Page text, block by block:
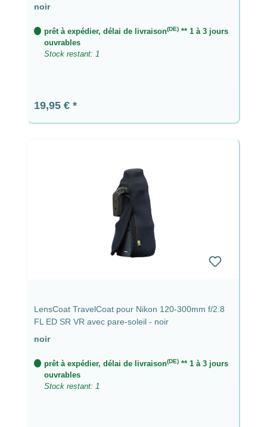
noir
prêt à expédier, délai de livraison(DE)** 1 à 3 jours
ouvrables
Stock restant: 1
Prix régulier :
19,95 €
LensCoat TravelCoat pour Nikon 120-300mm f/2.8
FL ED SR VR avec pare-soleil - noir
noir
prêt à expédier, délai de livraison(DE)** 1 à 3 jours
ouvrables
Stock restant: 1